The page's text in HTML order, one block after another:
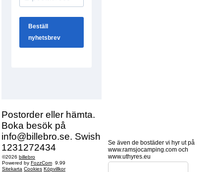
Postorder eller hämta.
Boka besök på
info@billebro.se. Swish
1231272434
©2026 billebro
Powered by FozzCom 9.99
Sitekarta Cookies Köpvillkor
Se även de bostäder vi hyr ut på
www.ramsjocamping.com och
www.uthyres.eu